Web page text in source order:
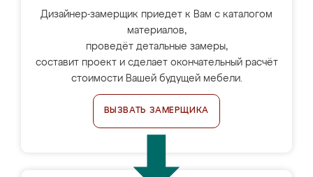
Дизайнер-замерщик приедет к Вам с каталогом
материалов,
проведёт детальные замеры,
составит проект и сделает окончательный расчёт
стоимости Вашей будущей мебели.
ВЫЗВАТЬ ЗАМЕРЩИКА